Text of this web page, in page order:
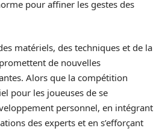
pour affiner les gestes des
matériels, des techniques et de la
de nouvelles
Alors que la compétition
pour les joueuses de se
personnel, en intégrant
des experts et en s’efforçant